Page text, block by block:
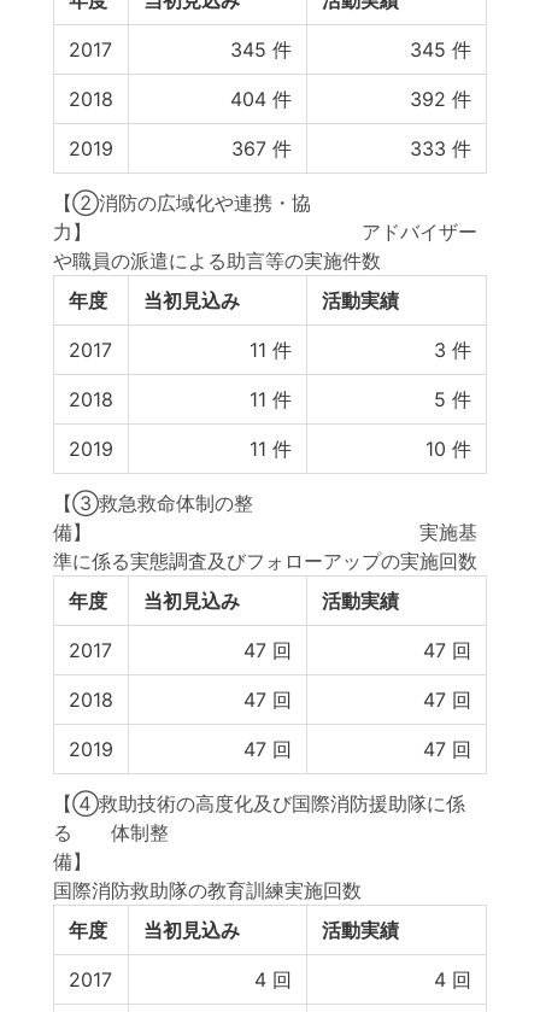
2017 345 件 345 件
2018 404 件 392 件
2019 367 件 333 件
【②消防の広域化や連携・協
力】 アドバイザー
や職員の派遣による助言等の実施件数
年度
当初見込み 活動実績
2017 11 件 3 件
2018 11 件 5 件
2019 11 件 10 件
【③救急救命体制の整
備】 実施基
準に係る実態調査及びフォローアップの実施回数
年度
当初見込み 活動実績
2017 47 回 47 回
2018 47 回 47 回
2019 47 回 47 回
【④救助技術の高度化及び国際消防援助隊に係
る 体制整
備
国際消防救助隊の教育訓練実施回数
年度
当初見込み 活動実績
2017 4 回 4 回